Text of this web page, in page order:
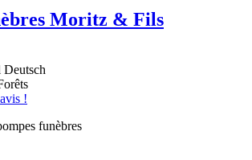
Moritz & Fils
!
funèbres